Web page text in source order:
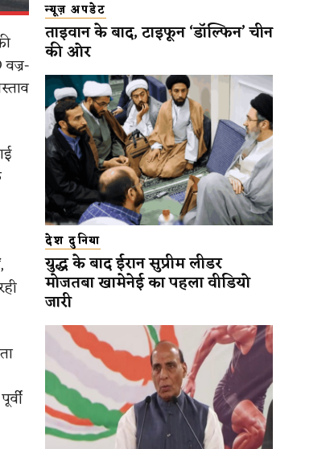
न्यूज़ अपडेट
ताइवान के बाद, टाइफून ‘डॉल्फिन’ चीन
की ओर
देश दुनिया
युद्ध के बाद ईरान सुप्रीम लीडर
मोजतबा खामेनेई का पहला वीडियो
जारी